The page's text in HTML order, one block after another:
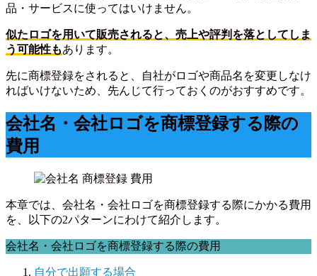
品・サービスに使ってはいけません。
似たロゴを用いて販売されると、売上や評判を落としてしま
う可能性もあります。
先に商標登録をされると、自社がロゴや商品名を変更しなけ
ればいけないため、先んじて行っておくのがおすすめです。
会社名・会社ロゴを商標登録する際の
費用
本章では、会社名・会社ロゴを商標登録する際にかかる費用
を、以下の2パターンにわけて紹介します。
会社名・会社ロゴを商標登録する際の費用
自分で出願する場合